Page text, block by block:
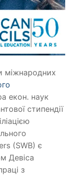
міжнародних
екон. наук
стипендії
(SWB) є
Девіса
з